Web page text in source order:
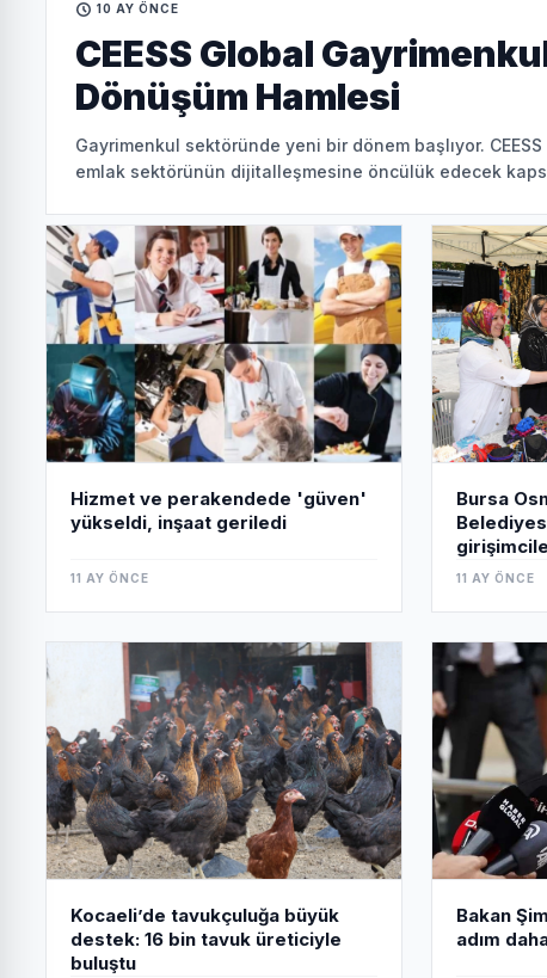
10 AY ÖNCE
CEESS Global
Dönüşüm Hamlesi
Gayrimenkul sektöründe yeni bir dönem başlıyor.
emlak sektörünün dijitalleşmesine öncülük edecek
Hizmet ve perakendede 'güven'
yükseldi, inşaat geriledi
11 AY ÖNCE
Bursa
11 AY ÖNCE
Kocaeli’de tavukçuluğa büyük
destek: 16 bin tavuk üreticiyle
buluştu
Bakan
adım